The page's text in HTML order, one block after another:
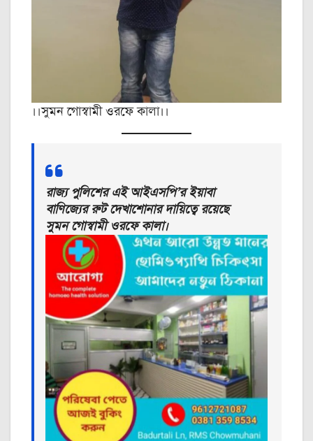
।।সুমন গোস্বামী ওরফে কালা।।
রাজ্য পুলিশের এই আইএসপি’র ইয়াবা
বাণিজ্যের রুট দেখাশোনার দায়িত্বে রয়েছে
সুমন গোস্বামী ওরফে কালা।